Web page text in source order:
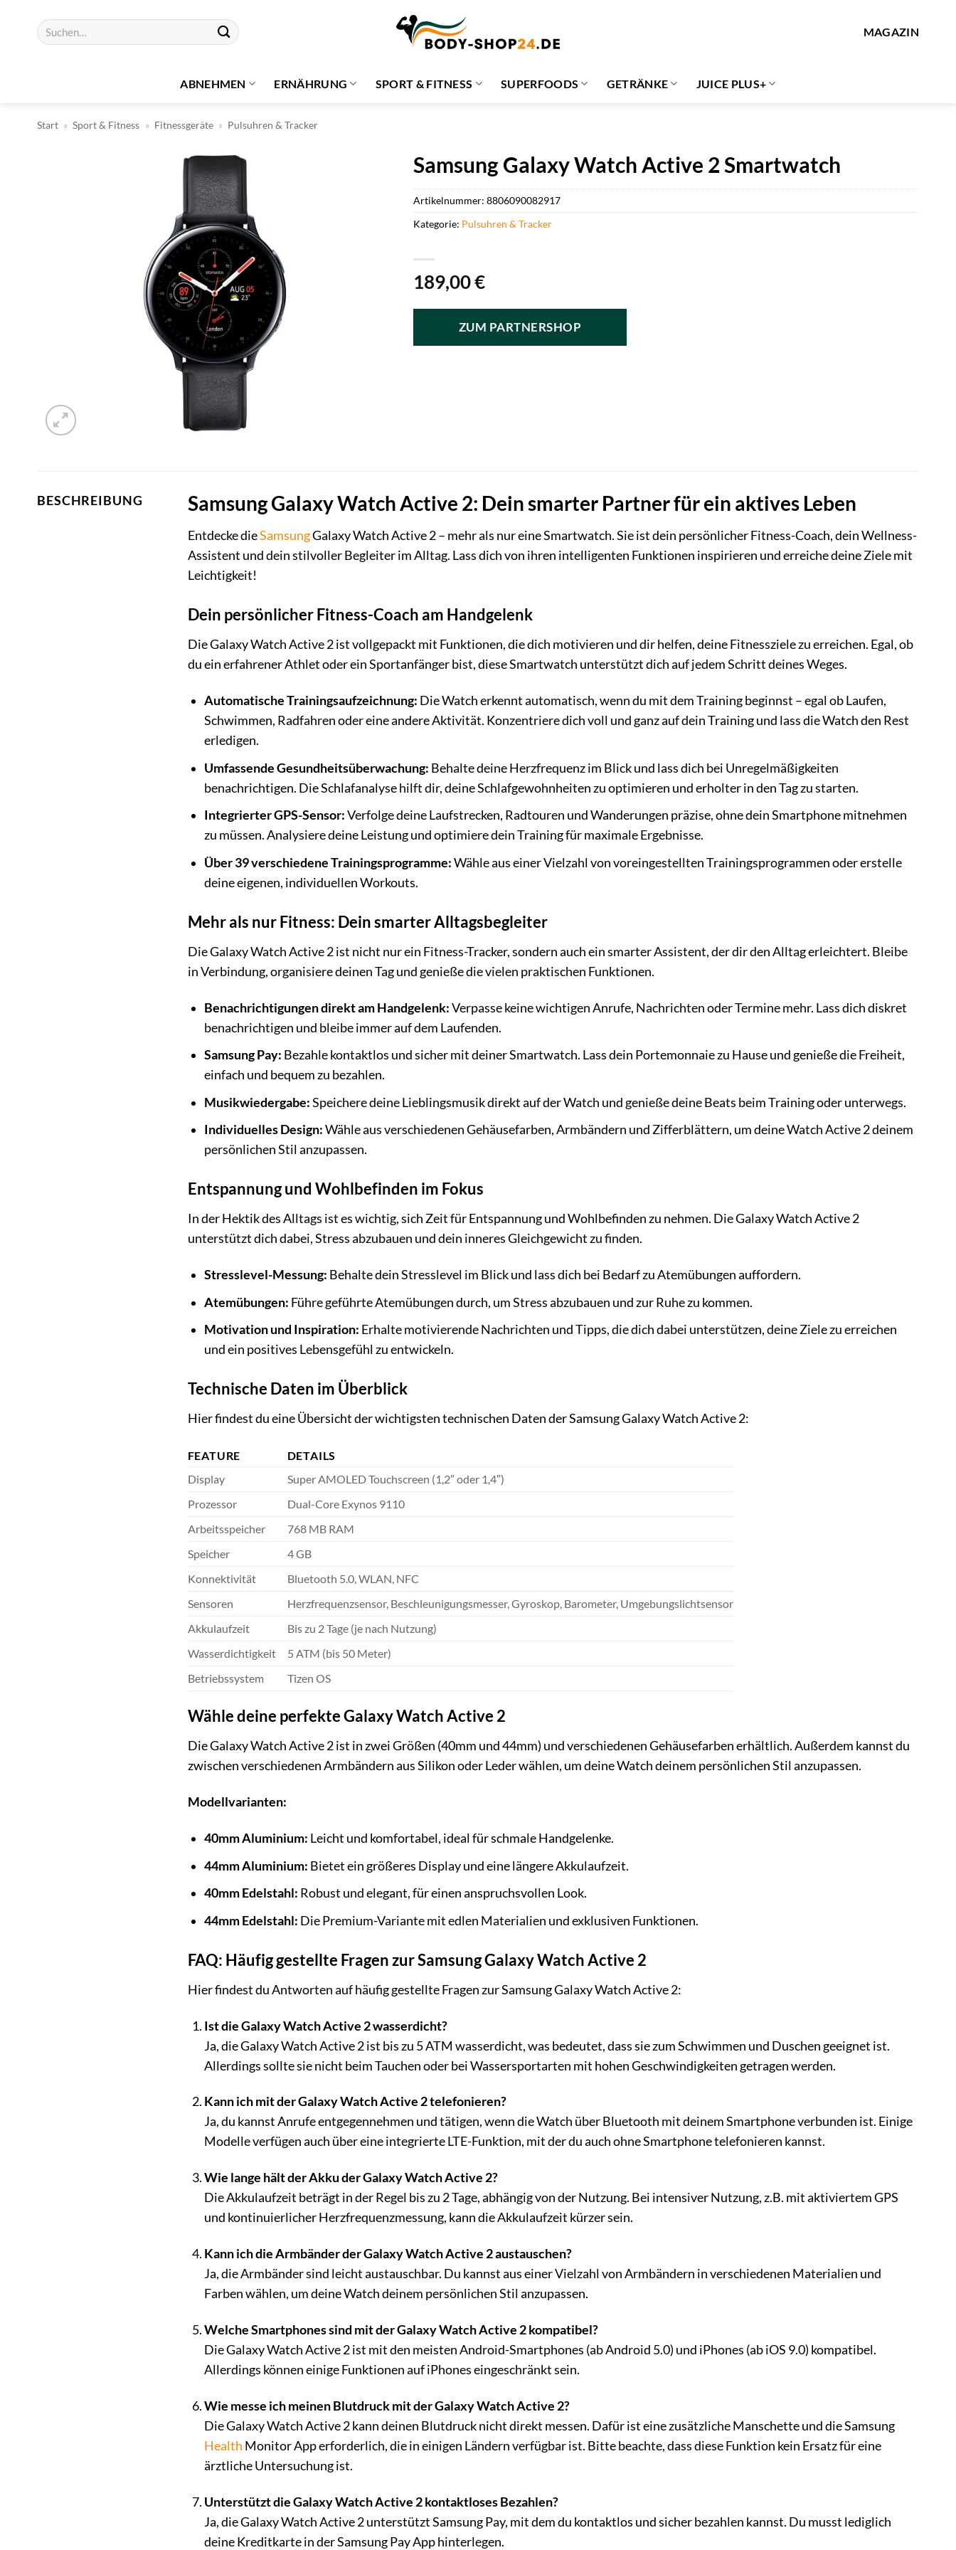
springen
Suchen
nach:
MAGAZIN
ABNEHMEN ERNÄHRUNG SPORT & FITNESS SUPERFOODS GETRÄNKE JUICE PLUS+
Start » Sport & Fitness » Fitnessgeräte » Pulsuhren & Tracker
Samsung Galaxy Watch Active 2 Smartwatch
189,00€
ZUM PARTNERSHOP
Artikelnummer:8806090082917
Kategorie: Pulsuhren & Tracker
BESCHREIBUNG Samsung Galaxy Watch Active 2: Dein smarter Partner für ein aktives Leben
Entdecke dieSamsungGalaxy Watch Active 2 – mehr als nur eine Smartwatch. Sie ist dein persönlicher Fitness-Coach, dein Wellness-
Assistent und dein stilvoller Begleiter im Alltag. Lass dich von ihren intelligenten Funktionen inspirieren und erreiche deine Ziele mit
Leichtigkeit!
Dein persönlicher Fitness-Coach am Handgelenk
Die Galaxy Watch Active 2 ist vollgepackt mit Funktionen, die dich motivieren und dir helfen, deine Fitnessziele zu erreichen. Egal, ob
du ein erfahrener Athlet oder ein Sportanfänger bist, diese Smartwatch unterstützt dich auf jedem Schritt deines Weges.
Automatische Trainingsaufzeichnung: Die Watch erkennt automatisch, wenn du mit dem Training beginnst – egal ob Laufen,
Schwimmen, Radfahren oder eine andere Aktivität. Konzentriere dich voll und ganz auf dein Training und lass die Watch den Rest
erledigen.
Umfassende Gesundheitsüberwachung: Behalte deine Herzfrequenz im Blick und lass dich bei Unregelmäßigkeiten
benachrichtigen. Die Schlafanalyse hilft dir, deine Schlafgewohnheiten zu optimieren und erholter in den Tag zu starten.
Integrierter GPS-Sensor:Verfolge deine Laufstrecken, Radtouren und Wanderungen präzise, ohne dein Smartphone mitnehmen
zu müssen. Analysiere deine Leistung und optimiere dein Training für maximale Ergebnisse.
Über 39 verschiedene Trainingsprogramme:Wähle aus einer Vielzahl von voreingestellten Trainingsprogrammen oder erstelle
deine eigenen, individuellen Workouts.
Mehr als nur Fitness: Dein smarter Alltagsbegleiter
Die Galaxy Watch Active 2 ist nicht nur ein Fitness-Tracker, sondern auch ein smarter Assistent, der dir den Alltag erleichtert. Bleibe
in Verbindung, organisiere deinen Tag und genieße die vielen praktischen Funktionen.
Benachrichtigungen direkt am Handgelenk:Verpasse keine wichtigen Anrufe, Nachrichten oder Termine mehr. Lass dich diskret
benachrichtigen und bleibe immer auf dem Laufenden.
Samsung Pay: Bezahle kontaktlos und sicher mit deiner Smartwatch. Lass dein Portemonnaie zu Hause und genieße die Freiheit,
einfach und bequem zu bezahlen.
Musikwiedergabe:Speichere deine Lieblingsmusik direkt auf der Watch und genieße deine Beats beim Training oder unterwegs.
Individuelles Design:Wähle aus verschiedenen Gehäusefarben, Armbändern und Zifferblättern, um deine Watch Active 2 deinem
persönlichen Stil anzupassen.
Entspannung und Wohlbefinden im Fokus
In der Hektik des Alltags ist es wichtig, sich Zeit für Entspannung und Wohlbefinden zu nehmen. Die Galaxy Watch Active 2
unterstützt dich dabei, Stress abzubauen und dein inneres Gleichgewicht zu finden.
Stresslevel-Messung: Behalte dein Stresslevel im Blick und lass dich bei Bedarf zu Atemübungen auffordern.
Atemübungen: Führe geführte Atemübungen durch, um Stress abzubauen und zur Ruhe zu kommen.
Motivation und Inspiration: Erhalte motivierende Nachrichten und Tipps, die dich dabei unterstützen, deine Ziele zu erreichen
und ein positives Lebensgefühl zu entwickeln.
Technische Daten im Überblick
Hier findest du eine Übersicht der wichtigsten technischen Daten der Samsung Galaxy Watch Active 2:
FEATURE
DETAILS
Display
Super AMOLED Touchscreen (1,2″ oder 1,4″)
Prozessor
Dual-Core Exynos 9110
Arbeitsspeicher
768 MB RAM
Speicher
4 GB
Konnektivität
Bluetooth 5.0, WLAN, NFC
Sensoren
Herzfrequenzsensor, Beschleunigungsmesser, Gyroskop, Barometer, Umgebungslichtsensor
Akkulaufzeit
Bis zu 2 Tage (je nach Nutzung)
Wasserdichtigkeit
5 ATM (bis 50 Meter)
Betriebssystem
Tizen OS
Wähle deine perfekte Galaxy Watch Active 2
Die Galaxy Watch Active 2 ist in zwei Größen (40mm und 44mm) und verschiedenen Gehäusefarben erhältlich. Außerdem kannst du
zwischen verschiedenen Armbändern aus Silikon oder Leder wählen, um deine Watch deinem persönlichen Stil anzupassen.
Modellvarianten:
40mm Aluminium: Leicht und komfortabel, ideal für schmale Handgelenke.
44mm Aluminium: Bietet ein größeres Display und eine längere Akkulaufzeit.
40mm Edelstahl: Robust und elegant, für einen anspruchsvollen Look.
44mm Edelstahl: Die Premium-Variante mit edlen Materialien und exklusiven Funktionen.
FAQ: Häufig gestellte Fragen zur Samsung Galaxy Watch Active 2
Hier findest du Antworten auf häufig gestellte Fragen zur Samsung Galaxy Watch Active 2:
Ist die Galaxy Watch Active 2 wasserdicht?
Ja, die Galaxy Watch Active 2 ist bis zu 5 ATM wasserdicht, was bedeutet, dass sie zum Schwimmen und Duschen geeignet ist.
Allerdings sollte sie nicht beim Tauchen oder bei Wassersportarten mit hohen Geschwindigkeiten getragen werden.
Kann ich mit der Galaxy Watch Active 2 telefonieren?
Ja, du kannst Anrufe entgegennehmen und tätigen, wenn die Watch über Bluetooth mit deinem Smartphone verbunden ist. Einige
Modelle verfügen auch über eine integrierte LTE-Funktion, mit der du auch ohne Smartphone telefonieren kannst.
Wie lange hält der Akku der Galaxy Watch Active 2?
Die Akkulaufzeit beträgt in der Regel bis zu 2 Tage, abhängig von der Nutzung. Bei intensiver Nutzung, z.B. mit aktiviertem GPS
und kontinuierlicher Herzfrequenzmessung, kann die Akkulaufzeit kürzer sein.
Kann ich die Armbänder der Galaxy Watch Active 2 austauschen?
Ja, die Armbänder sind leicht austauschbar. Du kannst aus einer Vielzahl von Armbändern in verschiedenen Materialien und
Farben wählen, um deine Watch deinem persönlichen Stil anzupassen.
Welche Smartphones sind mit der Galaxy Watch Active 2 kompatibel?
Die Galaxy Watch Active 2 ist mit den meisten Android-Smartphones (ab Android 5.0) und iPhones (ab iOS 9.0) kompatibel.
Allerdings können einige Funktionen auf iPhones eingeschränkt sein.
Wie messe ich meinen Blutdruck mit der Galaxy Watch Active 2?
Die Galaxy Watch Active 2 kann deinen Blutdruck nicht direkt messen. Dafür ist eine zusätzliche Manschette und die Samsung
Health Monitor App erforderlich, die in einigen Ländern verfügbar ist. Bitte beachte, dass diese Funktion kein Ersatz für eine
ärztliche Untersuchung ist.
Unterstützt die Galaxy Watch Active 2 kontaktloses Bezahlen?
Ja, die Galaxy Watch Active 2 unterstützt Samsung Pay, mit dem du kontaktlos und sicher bezahlen kannst. Du musst lediglich
deine Kreditkarte in der Samsung Pay App hinterlegen.